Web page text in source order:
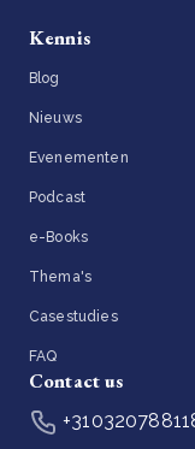
Kennis
Blog
Nieuws
Evenementen
Podcast
e-Books
Thema's
Casestudies
FAQ
Contact us